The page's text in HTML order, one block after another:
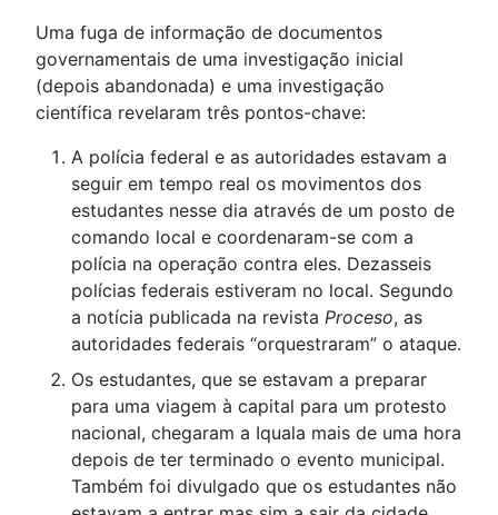
Uma fuga de informação de documentos
governamentais de uma investigação inicial
(depois abandonada) e uma investigação
científica revelaram três pontos-chave:
A polícia federal e as autoridades estavam a
seguir em tempo real os movimentos dos
estudantes nesse dia através de um posto de
comando local e coordenaram-se com a
polícia na operação contra eles. Dezasseis
polícias federais estiveram no local. Segundo
a notícia publicada na revista Proceso, as
autoridades federais “orquestraram” o ataque.
Os estudantes, que se estavam a preparar
para uma viagem à capital para um protesto
nacional, chegaram a Iquala mais de uma hora
depois de ter terminado o evento municipal.
Também foi divulgado que os estudantes não